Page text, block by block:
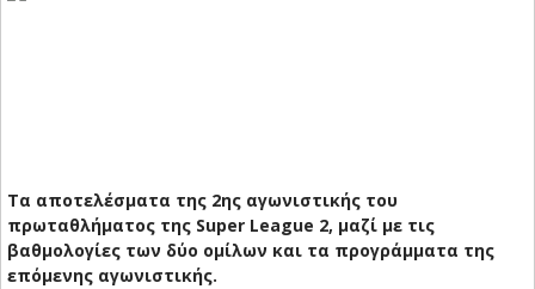
Τα αποτελέσματα της 2ης αγωνιστικής του
πρωταθλήματος της Super League 2, μαζί με τις
βαθμολογίες των δύο ομίλων και τα προγράμματα της
επόμενης αγωνιστικής.